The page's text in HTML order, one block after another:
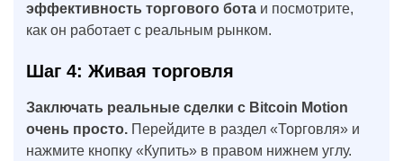
эффективность торгового бота и посмотрите,
как он работает с реальным рынком.
Шаг 4: Живая торговля
Заключать реальные сделки с Bitcoin Motion
очень просто. Перейдите в раздел «Торговля» и
нажмите кнопку «Купить» в правом нижнем углу.